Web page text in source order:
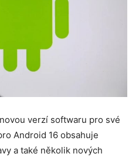
verzí softwaru pro své
Android 16 obsahuje
a také několik nových